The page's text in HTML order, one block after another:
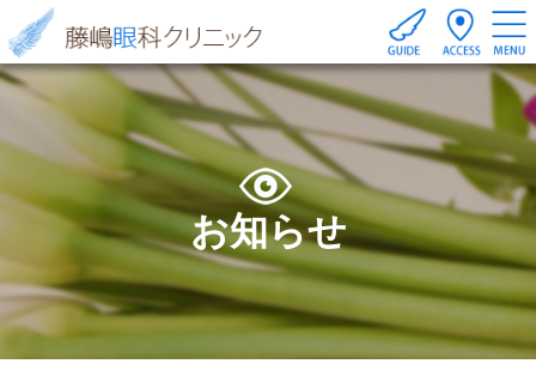
お知らせ